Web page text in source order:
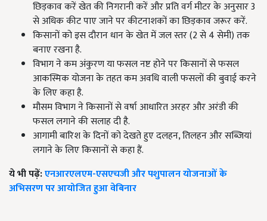
छिड़काव करें खेत की निगरानी करें और प्रति वर्ग मीटर के अनुसार 3
से अधिक कीट पाए जाने पर कीटनाशकों का छिड़काव जरूर करें.
किसानों को इस दौरान धान के खेत में जल स्तर (2 से 4 सेमी) तक
बनाए रखना है.
विभाग ने कम अंकुरण या फसल नष्ट होने पर किसानों से फसल
आकस्मिक योजना के तहत कम अवधि वाली फसलों की बुवाई करने
के लिए कहा है.
मौसम विभाग ने किसानों सेवर्षा आधारित अरहर और अरंडी की
फसल लगाने की सलाह दी है.
आगामी बारिश के दिनों को देखते हुए दलहन, तिलहन और सब्जियां
लगाने के लिए किसानों से कहा हैं.
ये भी पढ़ें:एनआरएलएम-एसएचजी और पशुपालन योजनाओं के
अभिसरण पर आयोजित हुआ वेबिनार